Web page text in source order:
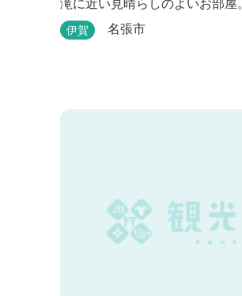
伊賀 名張市